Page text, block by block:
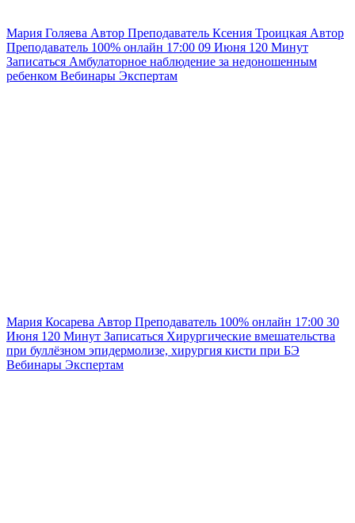
Мария Голяева Автор Преподаватель Ксения Троицкая Автор
Преподаватель 100% онлайн 17:00 09 Июня 120 Минут
Записаться Амбулаторное наблюдение за недоношенным
ребенком Вебинары Экспертам
Мария Косарева Автор Преподаватель 100% онлайн 17:00 30
Июня 120 Минут Записаться Хирургические вмешательства
при буллёзном эпидермолизе, хирургия кисти при БЭ
Вебинары Экспертам